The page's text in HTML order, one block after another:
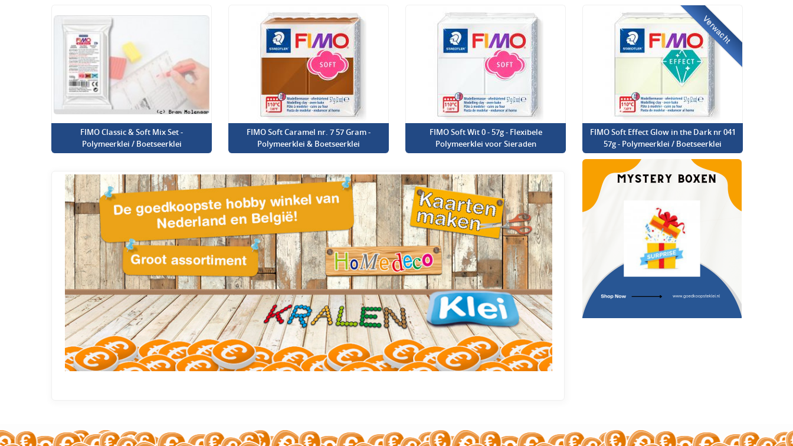
FIMO Classic & Soft Mix Set -
Polymeerklei / Boetseerklei
FIMO Soft Caramel nr. 7 57 Gram -
Polymeerklei & Boetseerklei
FIMO Soft Wit 0 - 57g - Flexibele
Polymeerklei voor Sieraden
Verwacht
FIMO Soft Effect Glow in the Dark nr 041
57g - Polymeerklei / Boetseerklei